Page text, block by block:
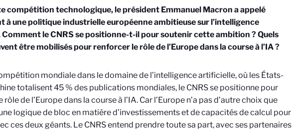
compétition technologique, le président Emmanuel Macron a appelé
à une politique industrielle européenne ambitieuse sur l’intelligence
le CNRS se positionne-t-il pour soutenir cette ambition ? Quels
être mobilisés pour renforcer le rôle de l’Europe dans la course à l’IA ?
mondiale dans le domaine de l’intelligence artificielle, où les États-
totalisent 45 % des publications mondiales, le CNRS se positionne pour
de l’Europe dans la course à l’IA. Car l’Europe n’a pas d’autre choix que
logique de bloc en matière d’investissements et de capacités de calcul pour
ces deux géants. Le CNRS entend prendre toute sa part, avec ses partenaires